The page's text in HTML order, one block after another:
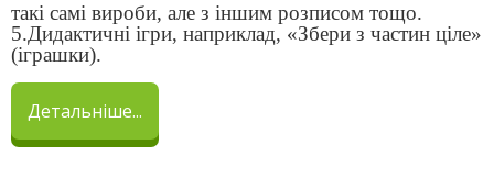
такі самі вироби, але з іншим розписом тощо.
5.Дидактичні ігри, наприклад, «Збери з частин ціле»
(іграшки).
Детальніше...